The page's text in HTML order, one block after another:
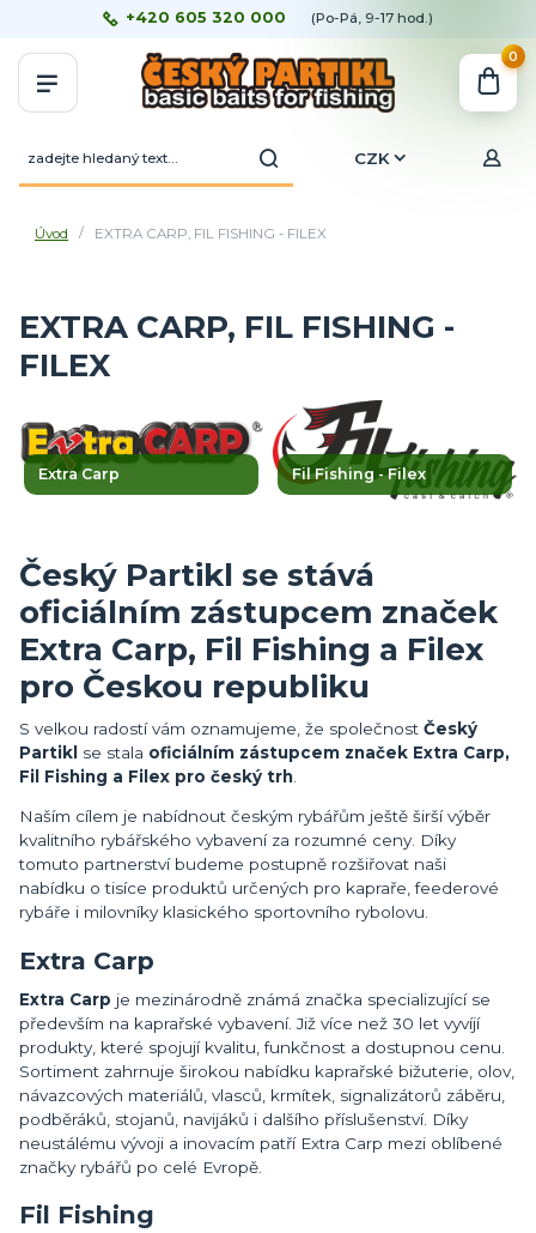
CZK
+420 605 320 000 (Po-Pá, 9-17 hod.)
0
Úvod EXTRA CARP, FIL FISHING - FILEX
EXTRA CARP, FIL FISHING -
FILEX
Extra Carp Fil Fishing - Filex
Český Partikl se stává
oficiálním zástupcem značek
Extra Carp, Fil Fishing a Filex
pro Českou republiku
S velkou radostí vám oznamujeme, že společnost Český
Partikl se stala oficiálním zástupcem značek Extra Carp,
Fil Fishing a Filex pro český trh
Naším cílem je nabídnout českým rybářům ještě širší výběr
kvalitního rybářského vybavení za rozumné ceny. Díky
tomuto partnerství budeme postupně rozšiřovat naši
nabídku o tisíce produktů určených pro kapraře, feederové
rybáře i milovníky klasického sportovního rybolovu.
Extra Carp
Extra Carp je mezinárodně známá značka specializující se
především na kaprařské vybavení. Již více než 30 let vyvíjí
produkty, které spojují kvalitu, funkčnost a dostupnou cenu.
Sortiment zahrnuje širokou nabídku kaprařské bižuterie, olov,
návazcových materiálů, vlasců, krmítek, signalizátorů záběru,
podběráků, stojanů, navijáků i dalšího příslušenství. Díky
neustálému vývoji a inovacím patří Extra Carp mezi oblíbené
značky rybářů po celé Evropě.
Fil Fishing